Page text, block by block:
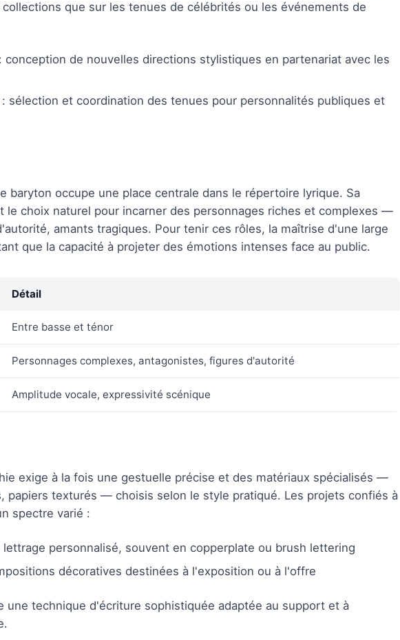
que sur les tenues de célébrités ou les événements de
: conception de nouvelles directions stylistiques en partenariat avec les
: sélection et coordination des tenues pour personnalités publiques et
baryton occupe une place centrale dans le répertoire lyrique. Sa
le choix naturel pour incarner des personnages riches et complexes —
amants tragiques. Pour tenir ces rôles, la maîtrise d'une large
que la capacité à projeter des émotions intenses face au public.
Détail
Entre basse et ténor
Personnages complexes, antagonistes, figures d'autorité
Amplitude vocale, expressivité scénique
exige à la fois une gestuelle précise et des matériaux spécialisés —
papiers texturés — choisis selon le style pratiqué. Les projets confiés à
spectre varié :
lettrage personnalisé, souvent en copperplate ou brush lettering
décoratives destinées à l'exposition ou à l'offre
une technique d'écriture sophistiquée adaptée au support et à